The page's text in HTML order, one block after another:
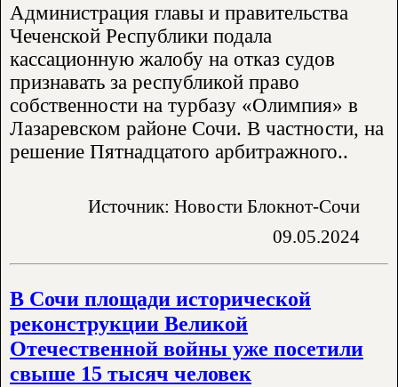
Администрация главы и правительства
Чеченской Республики подала
кассационную жалобу на отказ судов
признавать за республикой право
собственности на турбазу «Олимпия» в
Лазаревском районе Сочи. В частности, на
решение Пятнадцатого арбитражного..
Источник: Новости Блокнот-Сочи
09.05.2024
В Сочи площади исторической
реконструкции Великой
Отечественной войны уже посетили
свыше 15 тысяч человек